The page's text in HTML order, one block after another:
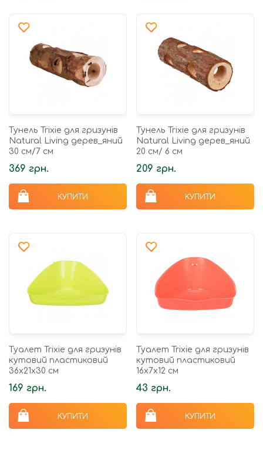
Тунель Trixie для гризунів
Natural Living дерев_яний
30 см/7 см
369 грн.
КУПИТИ
Тунель Trixie для гризунів
Natural Living дерев_яний
20 см/ 6 см
209 грн.
КУПИТИ
Туалет Trixie для гризунів
кутовий пластиковий
36х21х30 см
169 грн.
КУПИТИ
Туалет Trixie для гризунів
кутовий пластиковий
16x7x12 см
43 грн.
КУПИТИ